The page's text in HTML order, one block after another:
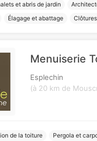
et abris de jardin
Élagage et abattage Clôtures
Menuiserie
Esplechin
(à 20 km de
de la toiture Pergola et